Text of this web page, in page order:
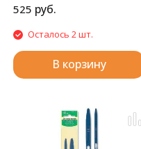
525 руб.
Осталось 2 шт.
В корзину